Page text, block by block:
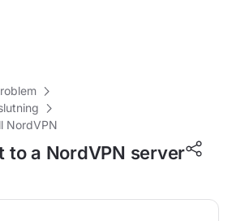
NordVPN
to a NordVPN server